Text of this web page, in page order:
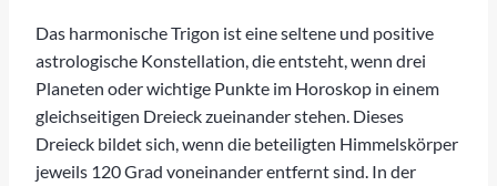
Das harmonische Trigon ist eine seltene und positive
astrologische Konstellation, die entsteht, wenn drei
Planeten oder wichtige Punkte im Horoskop in einem
gleichseitigen Dreieck zueinander stehen. Dieses
Dreieck bildet sich, wenn die beteiligten Himmelskörper
jeweils 120 Grad voneinander entfernt sind. In der